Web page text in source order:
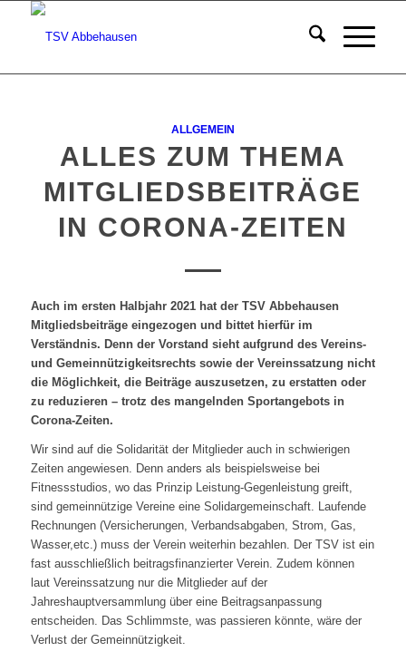
ALLGEMEIN
ALLES ZUM THEMA
MITGLIEDSBEITRÄGE
IN CORONA-ZEITEN
Auch im ersten Halbjahr 2021 hat der TSV Abbehausen
Mitgliedsbeiträge eingezogen und bittet hierfür im
Verständnis. Denn der Vorstand sieht aufgrund des Vereins-
und Gemeinnützigkeitsrechts sowie der Vereinssatzung nicht
die Möglichkeit, die Beiträge auszusetzen, zu erstatten oder
zu reduzieren – trotz des mangelnden Sportangebots in
Corona-Zeiten.
Wir sind auf die Solidarität der Mitglieder auch in schwierigen
Zeiten angewiesen. Denn anders als beispielsweise bei
Fitnessstudios, wo das Prinzip Leistung-Gegenleistung greift,
sind gemeinnützige Vereine eine Solidargemeinschaft. Laufende
Rechnungen (Versicherungen, Verbandsabgaben, Strom, Gas,
Wasser,etc.) muss der Verein weiterhin bezahlen. Der TSV ist ein
fast ausschließlich beitragsfinanzierter Verein. Zudem können
laut Vereinssatzung nur die Mitglieder auf der
Jahreshauptversammlung über eine Beitragsanpassung
entscheiden. Das Schlimmste, was passieren könnte, wäre der
Verlust der Gemeinnützigkeit.